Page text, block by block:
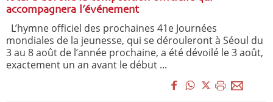
accompagnera l’événement
L’hymne officiel des prochaines 41e Journées
mondiales de la jeunesse, qui se dérouleront à Séoul du
3 au 8 août de l’année prochaine, a été dévoilé le 3 août,
exactement un an avant le début ...